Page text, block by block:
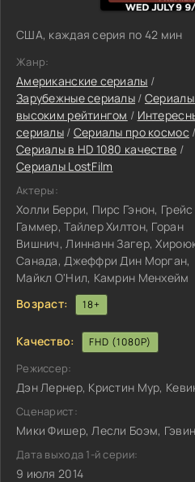
США, каждая серия по 42 мин
Жанр:
Американские сериалы /
Зарубежные сериалы / Сериалы
высоким рейтингом /
сериалы/ Сериалы про космос /
Сериалы в HD 1080 качестве /
Сериалы LostFilm
Актеры:
Холли Берри, Пирс Гэнон, Грейс
Гаммер, Тайлер Хилтон, Горан
Вишнич, Линнанн Загер,
Санада, Джеффри Дин Морган,
Майкл О'Нил, Камрин Менхейм
Возраст:
18+
Качество: FHD (1080P)
Режиссер:
Дэн Лернер, Кристин Мур,
Сценарист:
Мики Фишер, Лесли Боэм,
Дата выхода 1-й серии:
9 июля 2014